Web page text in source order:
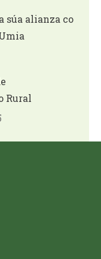
súa alianza co
Rural